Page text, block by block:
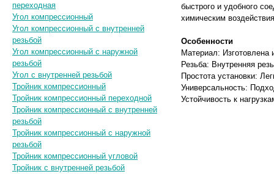
переходная
Угол компрессионный
Угол компрессионный с внутренней
резьбой
Угол компрессионный с наружной
резьбой
Угол с внутренней резьбой
Тройник компрессионный
Тройник компрессионный переходной
Тройник компрессионный с внутренней
резьбой
Тройник компрессионный с наружной
резьбой
Тройник компрессионный угловой
Тройник с внутренней резьбой
быстрого и удобного
химическим
Особенности
Материал: Изготовлена
Резьба: Внутренняя
Простота установки:
Универсальность:
Устойчивость к